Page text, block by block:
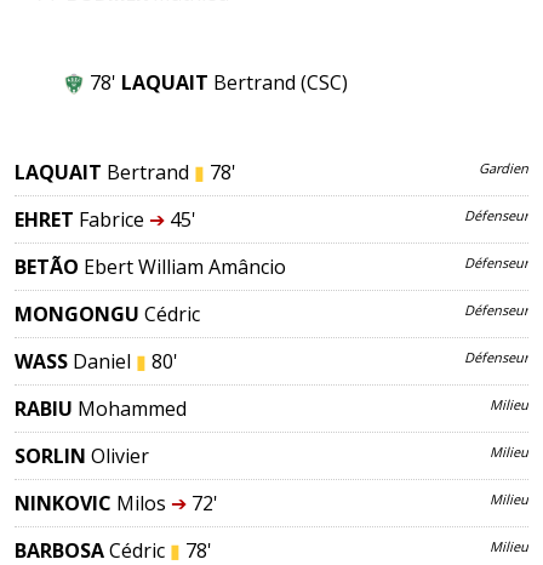
78' LAQUAIT Bertrand (CSC)
LAQUAIT Bertrand ▮ 78' Gardien
EHRET Fabrice ➔45' Défenseur
BETÃO Ebert William Amâncio Défenseur
MONGONGU Cédric Défenseur
WASS Daniel ▮ 80' Défenseur
RABIU Mohammed Milieu
SORLIN Olivier Milieu
NINKOVIC Milos ➔72' Milieu
BARBOSACédric ▮ 78' Milieu